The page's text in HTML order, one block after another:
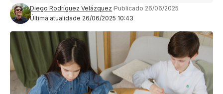
Última atualidade 26/06/2025 10:43
Diego Rodríguez Velázquez Publicado 26/06/2025